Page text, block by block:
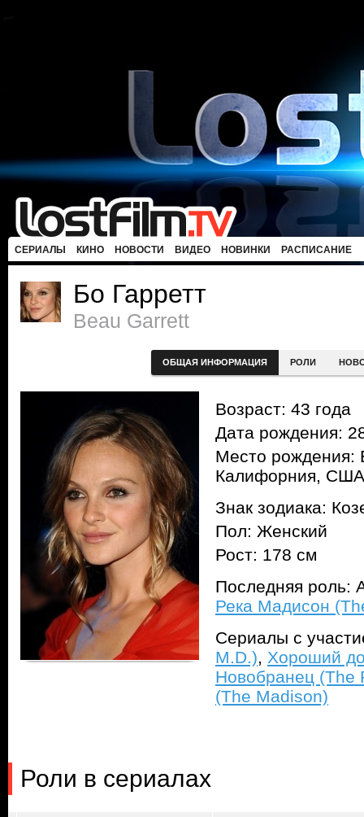
СЕРИАЛЫ КИНО НОВОСТИ ВИДЕО НОВИНКИ РАСПИСАНИЕ
Бо Гарретт
Beau Garrett
ОБЩАЯ ИНФОРМАЦИЯ РОЛИ
Возраст: 43 года
Дата рождения:
Место рождения:
Калифорния, США
Знак зодиака:
Пол: Женский
Рост: 178 см
Последняя роль:
Река Мадисон
Сериалы с
M.D.), Хороший
Новобранец (The
(The Madison)
Роли в сериалах